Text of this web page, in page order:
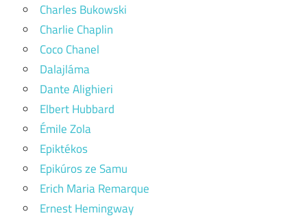
Charles Bukowski
Charlie Chaplin
Coco Chanel
Dalajláma
Dante Alighieri
Elbert Hubbard
Émile Zola
Epiktékos
Epikúros ze Samu
Erich Maria Remarque
Ernest Hemingway